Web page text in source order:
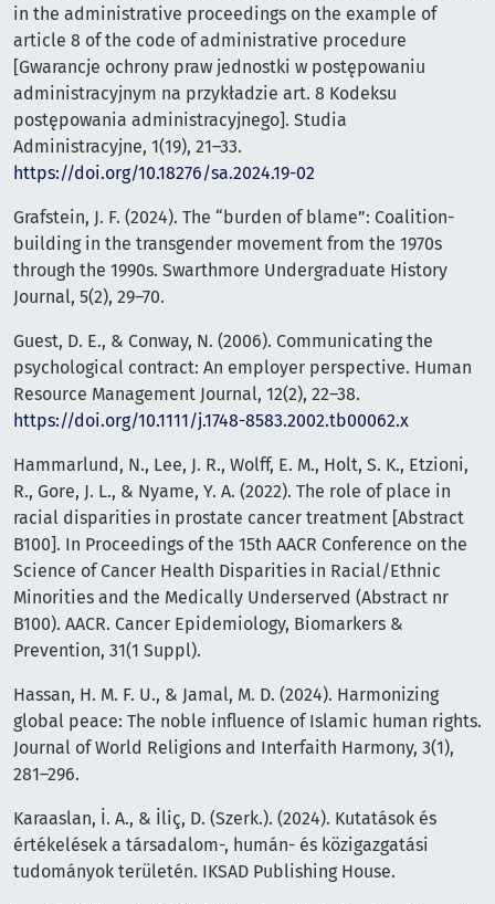
in the administrative proceedings on the example of
article 8 of the code of administrative procedure
[Gwarancje ochrony praw jednostki w postępowaniu
administracyjnym na przykładzie art. 8 Kodeksu
postępowania administracyjnego]. Studia
Administracyjne, 1(19), 21–33.
https://doi.org/10.18276/sa.2024.19-02
Grafstein, J. F. (2024). The “burden of blame”: Coalition-
building in the transgender movement from the 1970s
through the 1990s. Swarthmore Undergraduate History
Journal, 5(2), 29–70.
Guest, D. E., & Conway, N. (2006). Communicating the
psychological contract: An employer perspective. Human
Resource Management Journal, 12(2), 22–38.
https://doi.org/10.1111/j.1748-8583.2002.tb00062.x
Hammarlund, N., Lee, J. R., Wolff, E. M., Holt, S. K., Etzioni,
R., Gore, J. L., & Nyame, Y. A. (2022). The role of place in
racial disparities in prostate cancer treatment [Abstract
B100]. In Proceedings of the 15th AACR Conference on the
Science of Cancer Health Disparities in Racial/Ethnic
Minorities and the Medically Underserved (Abstract nr
B100). AACR. Cancer Epidemiology, Biomarkers &
Prevention, 31(1 Suppl).
Hassan, H. M. F. U., & Jamal, M. D. (2024). Harmonizing
global peace: The noble influence of Islamic human rights.
Journal of World Religions and Interfaith Harmony, 3(1),
281–296.
Karaaslan, İ. A., & İliç, D. (Szerk.). (2024). Kutatások és
értékelések a társadalom-, humán- és közigazgatási
tudományok területén. IKSAD Publishing House.